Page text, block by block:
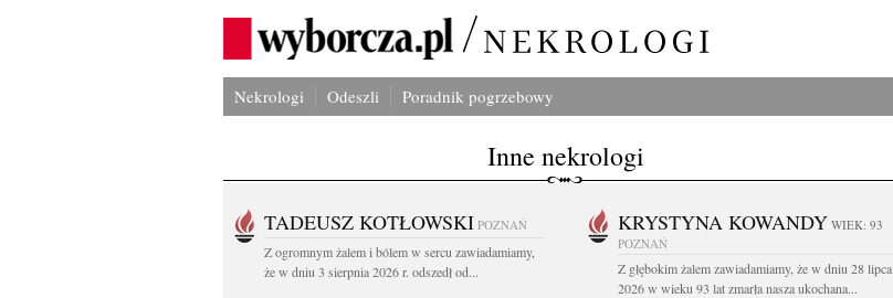
Nekrologi Odeszli Poradnik pogrzebowy
Inne nekrologi
TADEUSZ KOTŁOWSKI POZNAŃ
Z ogromnym żalem i bólem w sercu zawiadamiamy,
że w dniu 3 sierpnia 2026 r. odszedł od...
KRYSTYNA KOWANDY WIEK: 93
POZNAŃ
Z głębokim żalem zawiadamiamy, że w dniu 28 lipca
2026 w wieku 93 lat zmarła nasza ukochana...